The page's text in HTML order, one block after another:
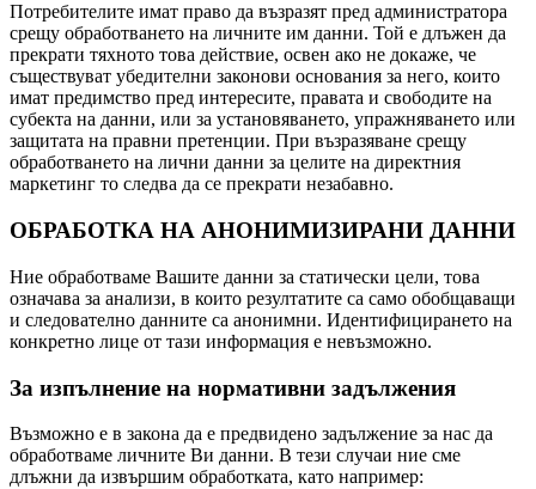
Потребителите имат право да възразят пред администратора
срещу обработването на личните им данни. Той е длъжен да
прекрати тяхното това действие, освен ако не докаже, че
съществуват убедителни законови основания за него, които
имат предимство пред интересите, правата и свободите на
субекта на данни, или за установяването, упражняването или
защитата на правни претенции. При възразяване срещу
обработването на лични данни за целите на директния
маркетинг то следва да се прекрати незабавно.
ОБРАБОТКА НА АНОНИМИЗИРАНИ ДАННИ
Ние обработваме Вашите данни за статически цели, това
означава за анализи, в които резултатите са само обобщаващи
и следователно данните са анонимни. Идентифицирането на
конкретно лице от тази информация е невъзможно.
За изпълнение на нормативни задължения
Възможно е в закона да е предвидено задължение за нас да
обработваме личните Ви данни. В тези случаи ние сме
длъжни да извършим обработката, като например: